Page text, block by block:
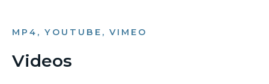
MP4, YOUTUBE, VIMEO
Videos